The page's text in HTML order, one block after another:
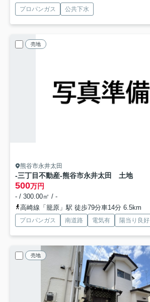
プロパンガス 公共下水
売地
熊谷市永井太田
-三丁目不動産-熊谷市永井太田 土地
500万円
- / 300.00㎡ / -
高崎線「籠原」駅 徒歩79分車14分 6.5km
プロパンガス 南道路 電気有 陽当り良好
売地